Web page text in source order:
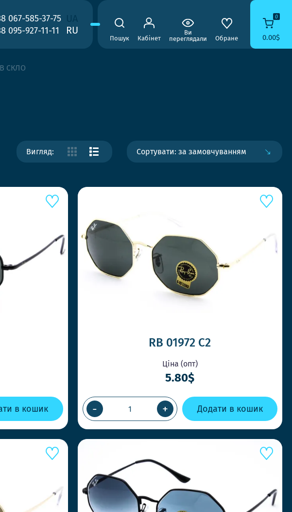
067-585-37-75
095-927-11-11
RU
Пошук Кабінет
Ви
переглядали
Обране
0
0.00$
СКЛО
Вигляд: Сортувати: за замовчуванням
в кошик
RB 01972 С2
Ціна (опт)
5.80$
- + Додати в кошик